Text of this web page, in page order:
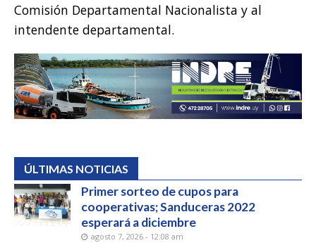
Comisión Departamental Nacionalista y al
intendente departamental.
ÚLTIMAS NOTICIAS
Primer sorteo de cupos para
cooperativas; Sanduceras 2022
esperará a diciembre
agosto 7, 2026 - 12:08 am